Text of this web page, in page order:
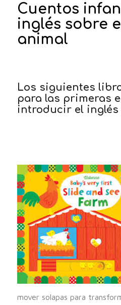
Cuentos
inglés sobre
animal
Los siguientes
para las primeras
introducir el inglés
mover solapas para